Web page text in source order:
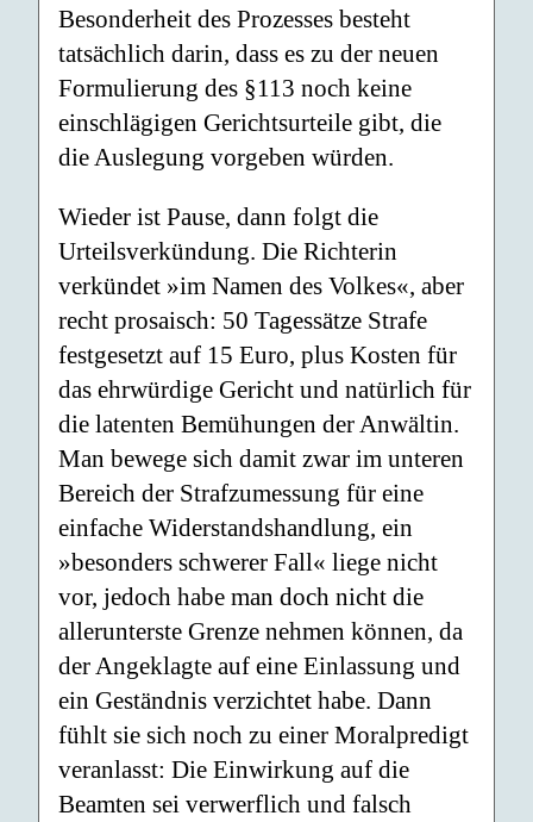
Besonderheit des Prozesses besteht
tatsächlich darin, dass es zu der neuen
Formulierung des §113 noch keine
einschlägigen Gerichtsurteile gibt, die
die Auslegung vorgeben würden.
Wieder ist Pause, dann folgt die
Urteilsverkündung. Die Richterin
verkündet »im Namen des Volkes«, aber
recht prosaisch: 50 Tagessätze Strafe
festgesetzt auf 15 Euro, plus Kosten für
das ehrwürdige Gericht und natürlich für
die latenten Bemühungen der Anwältin.
Man bewege sich damit zwar im unteren
Bereich der Strafzumessung für eine
einfache Widerstandshandlung, ein
»besonders schwerer Fall« liege nicht
vor, jedoch habe man doch nicht die
allerunterste Grenze nehmen können, da
der Angeklagte auf eine Einlassung und
ein Geständnis verzichtet habe. Dann
fühlt sie sich noch zu einer Moralpredigt
veranlasst: Die Einwirkung auf die
Beamten sei verwerflich und falsch